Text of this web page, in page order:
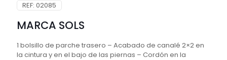
REF: 02085
MARCA SOLS
1 bolsillo de parche trasero – Acabado de canalé 2×2 en
la cintura y en el bajo de las piernas – Cordón en la